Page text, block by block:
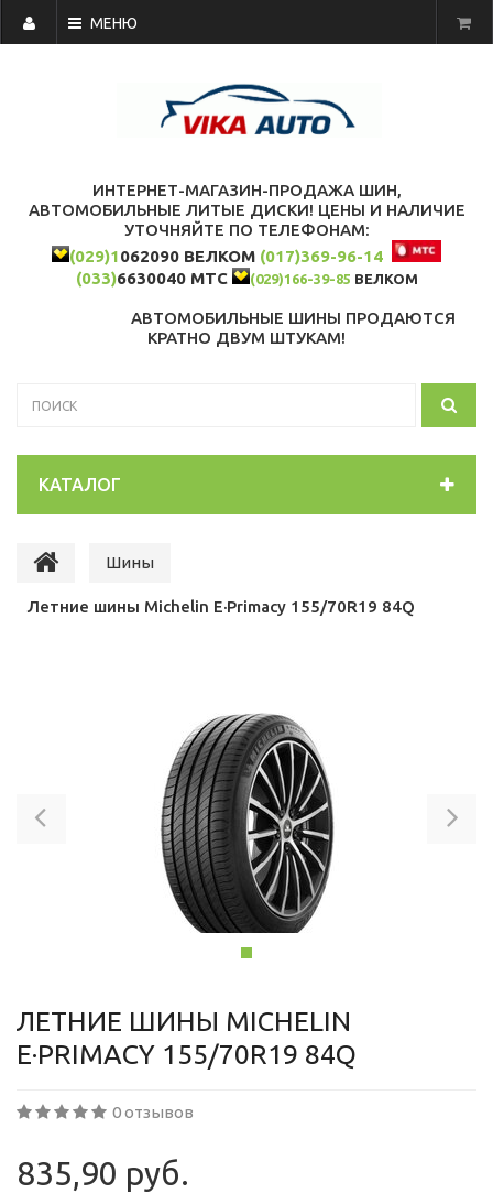
МЕНЮ
ИНТЕРНЕТ-МАГАЗИН-ПРОДАЖА ШИН,
АВТОМОБИЛЬНЫЕ ЛИТЫЕ ДИСКИ! ЦЕНЫ И НАЛИЧИЕ
УТОЧНЯЙТЕ ПО ТЕЛЕФОНАМ:
(029)1062090 ВЕЛКОМ (017)369-96-14
(033)6630040 МТС (029)166-39-85 ВЕЛКОМ
АВТОМОБИЛЬНЫЕ ШИНЫ ПРОДАЮТСЯ
КРАТНО ДВУМ ШТУКАМ!
КАТАЛОГ
Шины
Летние шины Michelin E·Primacy 155/70R19 84Q
ЛЕТНИЕ ШИНЫ MICHELIN
E·PRIMACY 155/70R19 84Q
0 отзывов
835,90 руб.